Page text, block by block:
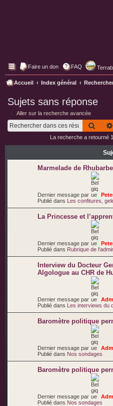
Pages web
Faire un don FAQ
Accueil Index général
Sujets sans réponse
Aller sur la recherche avancée
La recherche a retourné
Marmelade de
Dernier message par
Publié dans Les confitures,
La Princesse et
Dernier message par
Publié dans Rubrique de
Interview du Docteur
Algologue au CHR de
Dernier message par
Publié dans Les interviews du
Baromètre politique
Dernier message par
Publié dans Nos sondages
Baromètre politique
Dernier message par
Publié dans Nos sondages